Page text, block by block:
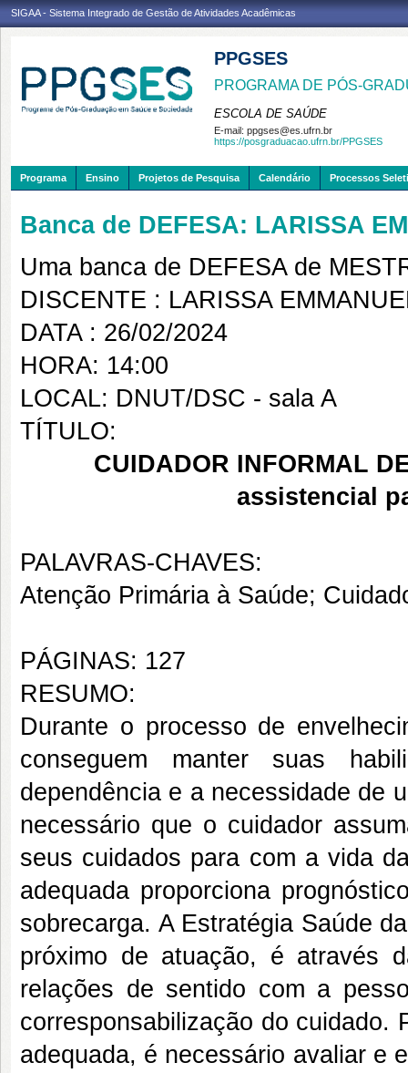
SIGAA - Sistema Integrado de Gestão de Atividades Acadêmicas
PPGSES
PROGRAMA DE PÓS-
ESCOLA DE SAÚDE
E-mail: ppgses@es.ufrn.br
https://posgraduacao.ufrn.br/PPGSES
Programa Ensino Projetos de Pesquisa Calendário Processos
Banca de DEFESA: LARISSA
Uma banca de DEFESA de
DISCENTE : LARISSA
DATA : 26/02/2024
HORA: 14:00
LOCAL: DNUT/DSC - sala A
TÍTULO:
CUIDADOR INFORMAL
assistencial
PALAVRAS-CHAVES:
Atenção Primária à Saúde;
PÁGINAS: 127
RESUMO:
Durante o processo de
conseguem manter suas
dependência e a necessidade de
necessário que o cuidador
seus cuidados para com a vida
adequada proporciona
sobrecarga. A Estratégia Saúde
próximo de atuação, é através
relações de sentido com a
corresponsabilização do cuidado.
adequada, é necessário avaliar e